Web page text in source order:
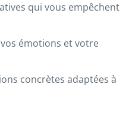
qui vous empêchent
émotions et votre
concrètes adaptées à